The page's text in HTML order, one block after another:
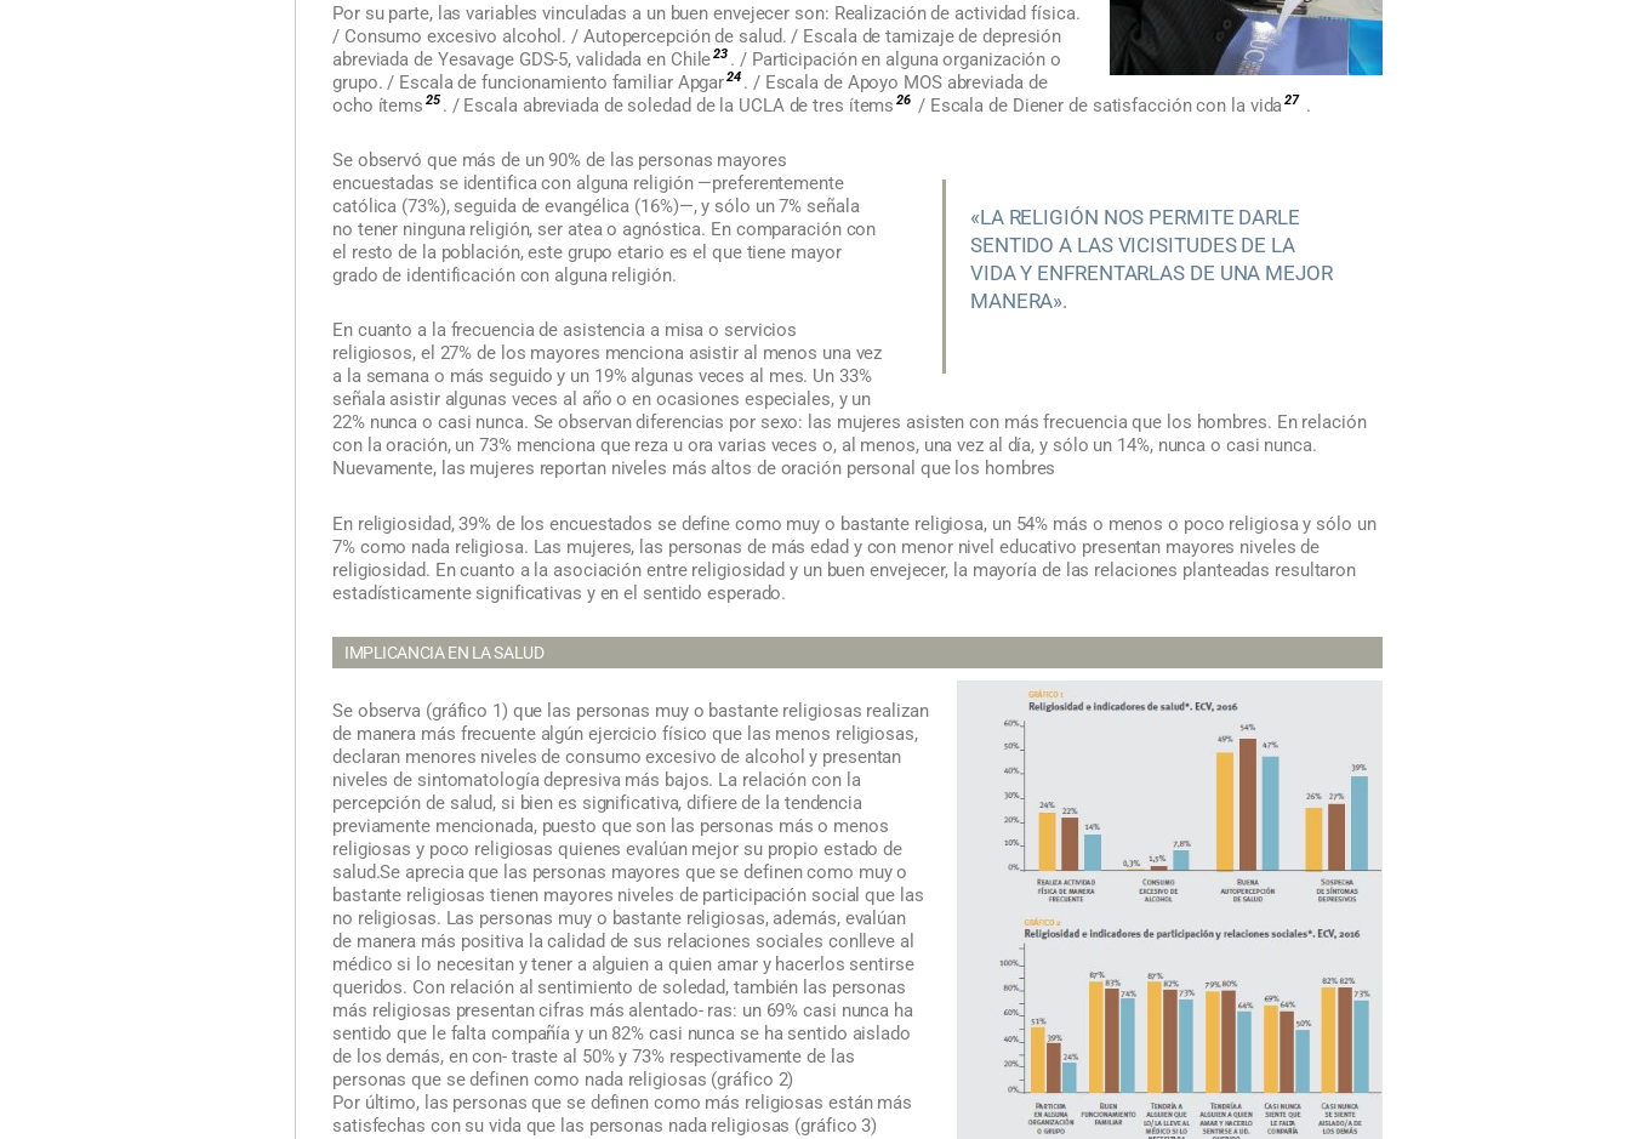
Por su parte, las variables vinculadas a un buen envejecer son: Realización de actividad física.
/ Consumo excesivo alcohol. / Autopercepción de salud. / Escala de tamizaje de depresión
abreviada de Yesavage GDS-5, validada en Chile23 . / Participación en alguna organización o
grupo. / Escala de funcionamiento familiar Apgar24 . / Escala de Apoyo MOS abreviada de
ocho ítems 25 . / Escala abreviada de soledad de la UCLA de tres ítems 26 / Escala de Diener de satisfacción con la vida27 .
«LA RELIGIÓN NOS PERMITE DARLE
SENTIDO A LAS VICISITUDES DE LA
VIDA Y ENFRENTARLAS DE UNA MEJOR
MANERA».
Se observó que más de un 90% de las personas mayores
encuestadas se identifica con alguna religión —preferentemente
católica (73%), seguida de evangélica (16%)—, y sólo un 7% señala
no tener ninguna religión, ser atea o agnóstica. En comparación con
el resto de la población, este grupo etario es el que tiene mayor
grado de identificación con alguna religión.
En cuanto a la frecuencia de asistencia a misa o servicios
religiosos, el 27% de los mayores menciona asistir al menos una vez
a la semana o más seguido y un 19% algunas veces al mes. Un 33%
señala asistir algunas veces al año o en ocasiones especiales, y un
22% nunca o casi nunca. Se observan diferencias por sexo: las mujeres asisten con más frecuencia que los hombres. En relación
con la oración, un 73% menciona que reza u ora varias veces o, al menos, una vez al día, y sólo un 14%, nunca o casi nunca.
Nuevamente, las mujeres reportan niveles más altos de oración personal que los hombres
En religiosidad, 39% de los encuestados se define como muy o bastante religiosa, un 54% más o menos o poco religiosa y sólo un
7% como nada religiosa. Las mujeres, las personas de más edad y con menor nivel educativo presentan mayores niveles de
religiosidad. En cuanto a la asociación entre religiosidad y un buen envejecer, la mayoría de las relaciones planteadas resultaron
estadísticamente significativas y en el sentido esperado.
IMPLICANCIA EN LA SALUD
Se observa (gráfico 1) que las personas muy o bastante religiosas realizan
de manera más frecuente algún ejercicio físico que las menos religiosas,
declaran menores niveles de consumo excesivo de alcohol y presentan
niveles de sintomatología depresiva más bajos. La relación con la
percepción de salud, si bien es significativa, difiere de la tendencia
previamente mencionada, puesto que son las personas más o menos
religiosas y poco religiosas quienes evalúan mejor su propio estado de
salud.Se aprecia que las personas mayores que se definen como muy o
bastante religiosas tienen mayores niveles de participación social que las
no religiosas. Las personas muy o bastante religiosas, además, evalúan
de manera más positiva la calidad de sus relaciones sociales conlleve al
médico si lo necesitan y tener a alguien a quien amar y hacerlos sentirse
queridos. Con relación al sentimiento de soledad, también las personas
más religiosas presentan cifras más alentado- ras: un 69% casi nunca ha
sentido que le falta compañía y un 82% casi nunca se ha sentido aislado
de los demás, en con- traste al 50% y 73% respectivamente de las
personas que se definen como nada religiosas (gráfico 2)
Por último, las personas que se definen como más religiosas están más
satisfechas con su vida que las personas nada religiosas (gráfico 3)